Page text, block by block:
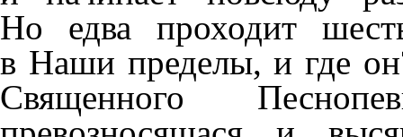
Но едва проходит
в Наши пределы, и где
Священного